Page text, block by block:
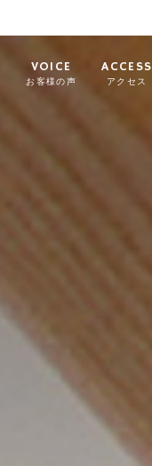
VOICE
お客様の声
ACCESS
アクセス